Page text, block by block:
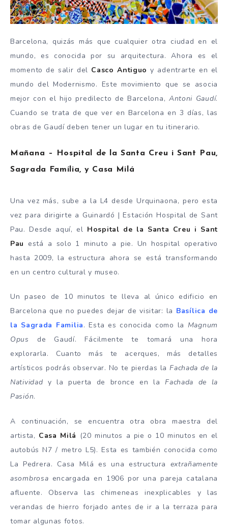
Barcelona, quizás más que cualquier otra ciudad en el
mundo, es conocida por su arquitectura. Ahora es el
momento de salir del Casco Antiguo y adentrarte en el
mundo del Modernismo. Este movimiento que se asocia
mejor con el hijo predilecto de Barcelona, Antoni Gaudí.
Cuando se trata de que ver en Barcelona en 3 días, las
obras de Gaudí deben tener un lugar en tu itinerario.
Mañana – Hospital de la Santa Creu i Sant Pau,
Sagrada Família, y Casa Milá
Una vez más, sube a la L4 desde Urquinaona, pero esta
vez para dirigirte a Guinardó | Estación Hospital de Sant
Pau. Desde aquí, el Hospital de la Santa Creu i Sant
Pau está a solo 1 minuto a pie. Un hospital operativo
hasta 2009, la estructura ahora se está transformando
en un centro cultural y museo.
Un paseo de 10 minutos te lleva al único edificio en
Barcelona que no puedes dejar de visitar: la Basílica de
la Sagrada Familia. Esta es conocida como la Magnum
Opus de Gaudí. Fácilmente te tomará una hora
explorarla. Cuanto más te acerques, más detalles
artísticos podrás observar. No te pierdas laFachada de la
Natividad y la puerta de bronce en laFachada de la
Pasión.
A continuación, se encuentra otra obra maestra del
artista, Casa Milá (20 minutos a pie o 10 minutos en el
autobús N7 / metro L5). Esta es también conocida como
La Pedrera. Casa Milá es una estructura extrañamente
asombrosa encargada en 1906 por una pareja catalana
afluente. Observa las chimeneas inexplicables y las
verandas de hierro forjado antes de ir a la terraza para
tomar algunas fotos.